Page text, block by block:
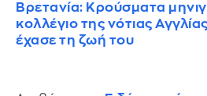
Βρετανία: Κρούσματα
κολλέγιο της νότιας
έχασε τη ζωή του